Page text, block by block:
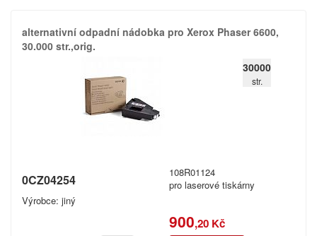
alternativní odpadní nádobka pro Xerox Phaser 6600,​
30.​000 str.​,​orig.​
30000
str.
0CZ04254
Výrobce: jiný
108R01124
pro laserové tiskárny
900,20 Kč